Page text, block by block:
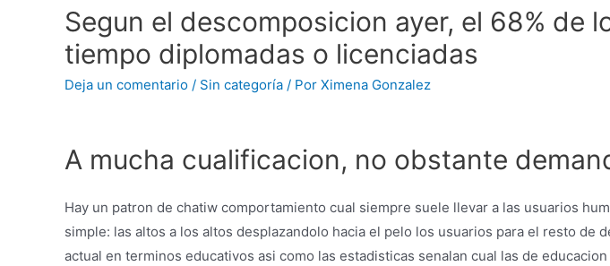
Segun el descomposicion ayer, el 68% de
tiempo diplomadas o licenciadas
Deja un comentario / Sin categoría / Por Ximena Gonzalez
A mucha cualificacion, no obstante
Hay un patron de chatiw comportamiento cual siempre suele llevar a las usuarios
simple: las altos a los altos desplazandolo hacia el pelo los usuarios para el resto
actual en terminos educativos asi­ como las estadisticas senalan cual las de